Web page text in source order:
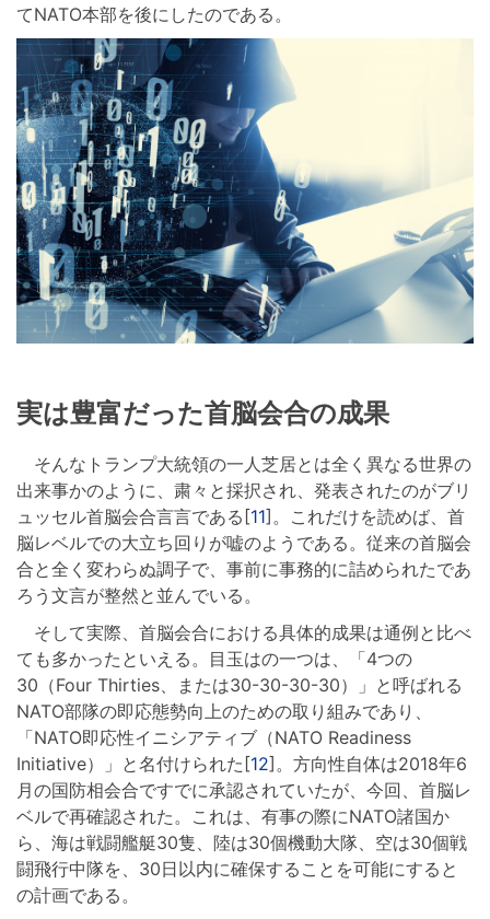
てNATO本部を後にしたのである。
実は豊富だった首脳会合の成果
そんなトランプ大統領の一人芝居とは全く異なる世界の
出来事かのように、粛々と採択され、発表されたのがブリ
ュッセル首脳会合言言である[11]。これだけを読めば、首
脳レベルでの大立ち回りが嘘のようである。従来の首脳会
合と全く変わらぬ調子で、事前に事務的に詰められたであ
ろう文言が整然と並んでいる。
そして実際、首脳会合における具体的成果は通例と比べ
ても多かったといえる。目玉はの一つは、「4つの
30（Four Thirties、または30-30-30-30）」と呼ばれる
NATO部隊の即応態勢向上のための取り組みであり、
「NATO即応性イニシアティブ（NATO Readiness
Initiative）」と名付けられた[12]。方向性自体は2018年6
月の国防相会合ですでに承認されていたが、今回、首脳レ
ベルで再確認された。これは、有事の際にNATO諸国か
ら、海は戦闘艦艇30隻、陸は30個機動大隊、空は30個戦
闘飛行中隊を、30日以内に確保することを可能にすると
の計画である。